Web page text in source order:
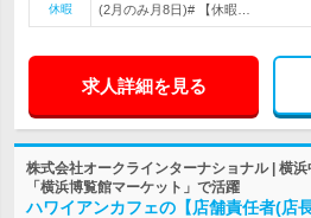
休暇
(2月のみ月8日)# 【休暇…
求人詳細を見る
株式会社オークラインターナショナル | 横
「横浜博覧館マーケット」で活躍
ハワイアンカフェの【店舗責任者(